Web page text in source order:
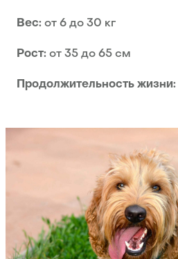
Вес: от 6 до 30 кг
Рост: от 35 до 65 см
Продолжительность жизни: